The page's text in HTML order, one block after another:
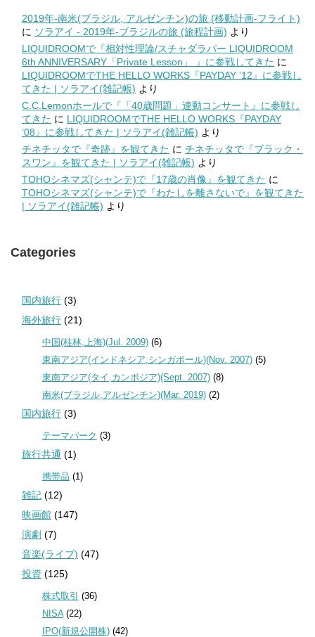
2019年-南米(ブラジル, アルゼンチン)の旅 (移動計画-フライト)
に ソラアイ - 2019年-ブラジルの旅 (旅程計画) より
LIQUIDROOMで『相対性理論/スチャダラパー LIQUIDROOM
6th ANNIVERSARY「Private Lesson」 』に参戦してきた に
LIQUIDROOMでTHE HELLO WORKS『PAYDAY ’12』に参戦し
てきた | ソラアイ(雑記帳) より
C.C.Lemonホールで『「40歳問題」連動コンサート』に参戦し
てきた に LIQUIDROOMでTHE HELLO WORKS『PAYDAY
’08』に参戦してきた | ソラアイ(雑記帳) より
チネチッタで『奇跡』を観てきた に チネチッタで『ブラック・
スワン』を観てきた | ソラアイ(雑記帳) より
TOHOシネマズ(シャンテ)で『17歳の肖像』を観てきた に
TOHOシネマズ(シャンテ)で『わたしを離さないで』を観てきた
| ソラアイ(雑記帳) より
Categories
国内旅行 (3)
海外旅行 (21)
中国(桂林,上海)(Jul. 2009)(6)
東南アジア(インドネシア,シンガポール)(Nov. 2007)(5)
東南アジア(タイ,カンボジア)(Sept. 2007)(8)
南米(ブラジル,アルゼンチン)(Mar. 2019)(2)
国内旅行 (3)
テーマパーク (3)
旅行共通 (1)
携帯品 (1)
雑記 (12)
映画館 (147)
演劇 (7)
音楽(ライブ) (47)
投資 (125)
株式取引
(36)
NISA(22)
IPO(新規公開株)(42)